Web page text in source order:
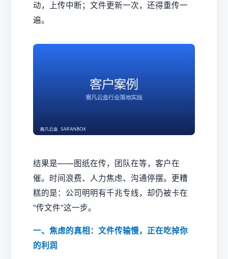
动，上传中断；文件更新一次，还得重传一
遍。
结果是——图纸在传，团队在等，客户在
催。时间浪费、人力焦虑、沟通停摆。更糟
糕的是：公司明明有千兆专线，却仍被卡在
“传文件”这一步。
一、焦虑的真相：文件传输慢，正在吃掉你
的利润